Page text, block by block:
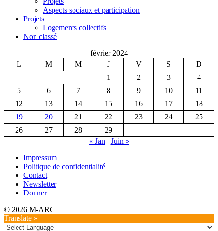
Aspects sociaux et participation
Projets
Logements collectifs
Non classé
février 2024
L
M M J V S
D
1
2 3
4
5
6 7 8 9 10
11
12
13 14 15 16 17
18
19
20 21 22 23 24
25
26
27 28
29
« Jan
Juin »
Impressum
Politique de confidentialité
Contact
Newsletter
Donner
© 2026 M-ARC
Translate »